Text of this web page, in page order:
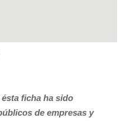
ficha ha sido
de empresas y